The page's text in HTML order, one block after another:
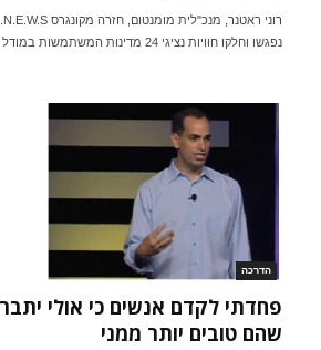
נפגשו וחלקו חוויות נציגי 24 מדינות המשתמשות במודל
הדרכה
פחדתי לקדם אנשים כי אולי
שהם טובים יותר ממני